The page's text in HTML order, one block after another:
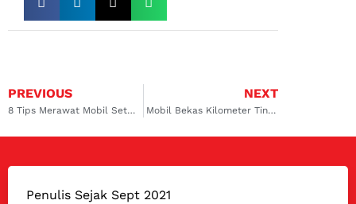
PREVIOUS
8 Tips Merawat Mobil Setelah Digunakan Mudik Jarak Jauh
NEXT
Mobil Bekas Kilometer Tinggi: 5 Keuntungan & Kerugiannya
Penulis Sejak Sept 2021